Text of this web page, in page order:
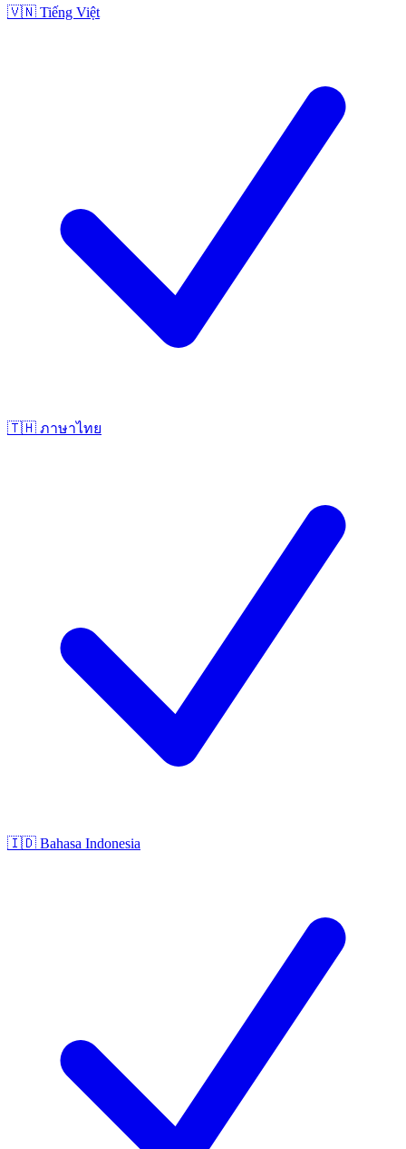
🇻🇳 Tiếng Việt
🇹🇭 ภาษาไทย
🇮🇩 Bahasa Indonesia